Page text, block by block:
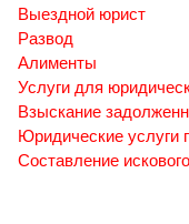
Выездной юрист
Развод
Алименты
Услуги для
Взыскание
Юридические услуги
Составление